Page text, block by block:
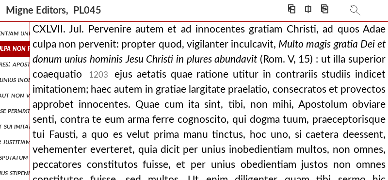
Migne Editors, PL045 ⎗ ⎅ ⎘
ullum peccatum ad posteros naturae conditione transire: atque creder
unius hominis peccatores constituti sunt multi ita et per unius
non pervenit: propter quod, vigilanter inculcavit, multo magis grati
apostolus autem dicit, multi sunt, non omnes, peccatores removet a
inobedientiam peccatores constituti sunt omnes, sed per obe
non valet quid dicatur exponere, ostensoque veritatis ipsius, quam
permixtio, atque ideo tam ex judaeis quam ex gentibus complebantur ecc
imitatione, qui erat virtutum forma et norma, correctis gloria
fidei. si enim qui sunt ex lege, haeredes sunt evacuata es
est, et si quid hinc recoli oportuerit, disseretur. nunc aute
stipendium dilatationem fuerit seminis consecutus qua, inquit, r
CXLVII. Jul. Pervenire autem et ad innocentes gratiam Christi, ad quos Adae
culpa non pervenit: propter quod, vigilanter inculcavit, Multo magis gratia Dei et
donum unius hominis Jesu Christi in plures abundavit (Rom. V, 15) : ut illa superior
coaequatio
1203
ejus aetatis quae ratione utitur in contrariis studiis indicet
imitationem; haec autem in gratiae largitate praelatio, consecratos et provectos
approbet innocentes. Quae cum ita sint, tibi, non mihi, Apostolum obviare
senti, contra te eum arma ferre cognoscito, qui dogma tuum, praeceptorisque
tui Fausti, a quo es velut prima manu tinctus, hoc uno, si caetera deessent,
vehementer everteret, quia dicit per unius inobedientiam multos, non omnes,
peccatores constitutos fuisse, et per unius obedientiam justos non omnes